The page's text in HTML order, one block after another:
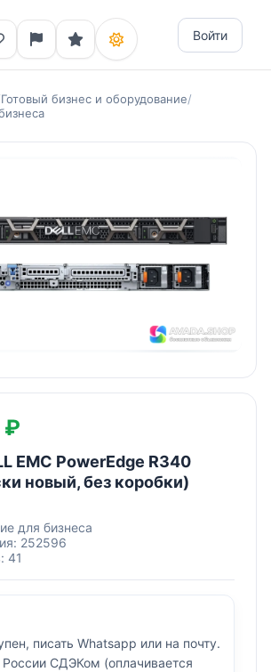
Войти
Готовый бизнес и оборудование/
₽
EMC PowerEdge R340
новый, без коробки)
для бизнеса
252596
41
писать Whatsapp или на почту.
России СДЭКом (оплачивается